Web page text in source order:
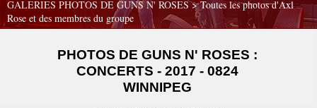
GALERIES PHOTOS DE GUNS N' ROSES >Toutes les photos d'Axl
Rose et des membres du groupe
PHOTOS DE GUNS N' ROSES :
CONCERTS - 2017 - 0824
WINNIPEG